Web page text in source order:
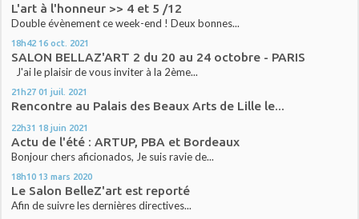
L'art à l'honneur >> 4 et 5 /12
Double évènement ce week-end ! Deux bonnes...
18h42 16 oct. 2021
SALON BELLAZ'ART 2 du 20 au 24 octobre - PARIS
J'ai le plaisir de vous inviter à la 2ème...
21h27 01 juil. 2021
Rencontre au Palais des Beaux Arts de Lille le...
22h31 18 juin 2021
Actu de l'été : ARTUP, PBA et Bordeaux
Bonjour chers aficionados, Je suis ravie de...
18h10 13 mars 2020
Le Salon BelleZ'art est reporté
Afin de suivre les dernières directives...